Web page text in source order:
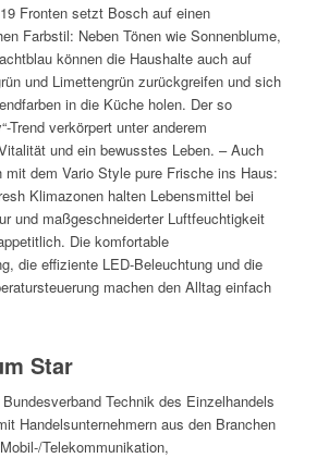
Fronten setzt Bosch auf einen
Farbstil: Neben Tönen wie Sonnenblume,
können die Haushalte auch auf
und Limettengrün zurückgreifen und sich
in die Küche holen. Der so
Trend verkörpert unter anderem
und ein bewusstes Leben. – Auch
dem Vario Style pure Frische ins Haus:
Klimazonen halten Lebensmittel bei
und maßgeschneiderter Luftfeuchtigkeit
Die komfortable
die effiziente LED-Beleuchtung und die
machen den Alltag einfach
Star
Technik des Einzelhandels
Handelsunternehmern aus den Branchen
Telekommunikation,